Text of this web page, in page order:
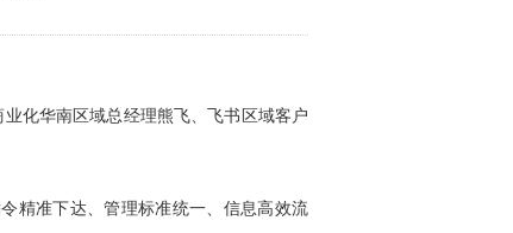
化华南区域总经理熊飞、飞书区域客户
精准下达、管理标准统一、信息高效流